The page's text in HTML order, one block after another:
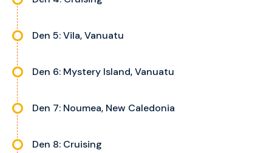
Den 5: Vila, Vanuatu
Den 6: Mystery Island, Vanuatu
Den 7: Noumea, New Caledonia
Den 8: Cruising